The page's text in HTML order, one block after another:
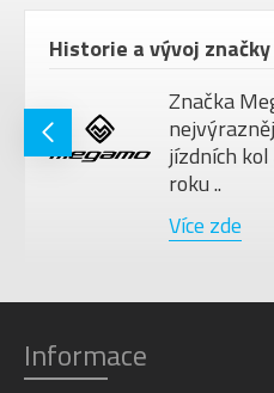
Historie a vývoj
Značka
jízdních
roku ..
Více zde
Informace